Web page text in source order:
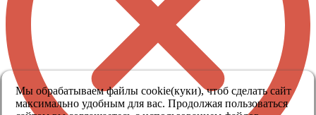
Мы обрабатываем файлы cookie(куки), чтоб сделать сайт
максимально удобным для вас. Продолжая пользоваться